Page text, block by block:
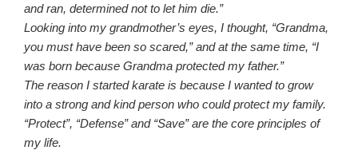
and ran, determined not to let him die.”
Looking into my grandmother’s eyes, I thought, “Grandma,
you must have been so scared,” and at the same time, “I
was born because Grandma protected my father.”
The reason I started karate is because I wanted to grow
into a strong and kind person who could protect my family.
“Protect”, “Defense” and “Save” are the core principles of
my life.